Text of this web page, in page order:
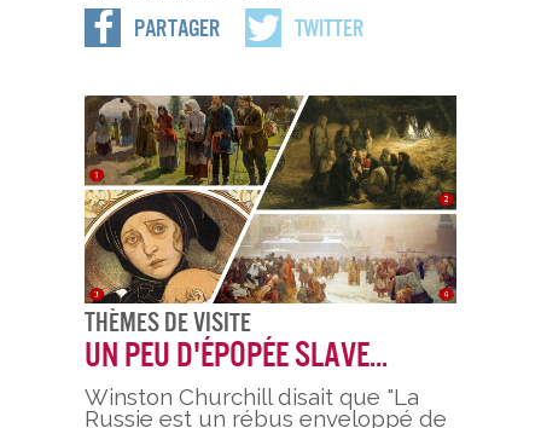
Partager Twitter
Thèmes De Visite
Un peu d'épopée slave...
Winston Churchill disait que "La
Russie est un rébus enveloppé de